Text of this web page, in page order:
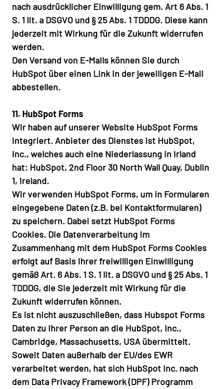
nach ausdrücklicher Einwilligung gem. Art 6 Abs. 1
S. 1 lit. a DSGVO und § 25 Abs. 1 TDDDG. Diese kann
jederzeit mit Wirkung für die Zukunft widerrufen
werden.
Den Versand von E-Mails können Sie durch
HubSpot über einen Link in der jeweiligen E-Mail
abbestellen.
11. HubSpot Forms
Wir haben auf unserer Website HubSpot Forms
integriert. Anbieter des Dienstes ist HubSpot,
Inc., welches auch eine Niederlassung in Irland
hat: HubSpot, 2nd Floor 30 North Wall Quay, Dublin
1, Ireland.
Wir verwenden HubSpot Forms, um in Formularen
eingegebene Daten (z.B. bei Kontaktformularen)
zu speichern. Dabei setzt HubSpot Forms
Cookies. Die Datenverarbeitung im
Zusammenhang mit dem HubSpot Forms Cookies
erfolgt auf Basis Ihrer freiwilligen Einwilligung
gemäß Art. 6 Abs. 1 S. 1 lit. a DSGVO und § 25 Abs. 1
TDDDG, die Sie jederzeit mit Wirkung für die
Zukunft widerrufen können.
Es ist nicht auszuschließen, dass Hubspot Forms
Daten zu Ihrer Person an die HubSpot, Inc.,
Cambridge, Massachusetts, USA übermittelt.
Soweit Daten außerhalb der EU/des EWR
verarbeitet werden, hat sich HubSpot Inc. nach
dem Data Privacy Framework (DPF) Programm